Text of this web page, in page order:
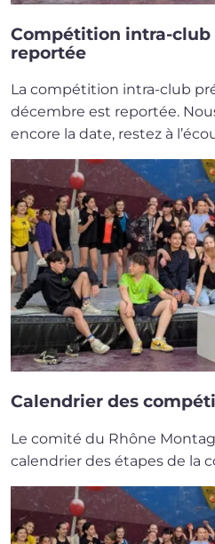
Compétition intra-club
reportée
La com­pé­ti­tion intra-club
décembre est repor­tée.
encore la date, res­tez à
Calendrier des
Le comi­té du Rhône
calen­drier des étapes de la